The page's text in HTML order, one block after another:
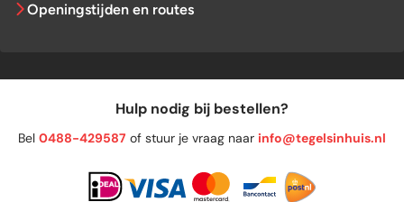
Openingstijden en routes
Hulp nodig bij bestellen?
Bel 0488-429587 of stuur je vraag naar info@tegelsinhuis.nl